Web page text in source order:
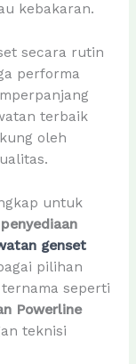
kebakaran.
secara rutin
performa
terbaik
oleh
untuk
genset
pilihan
seperti
Powerline
teknisi